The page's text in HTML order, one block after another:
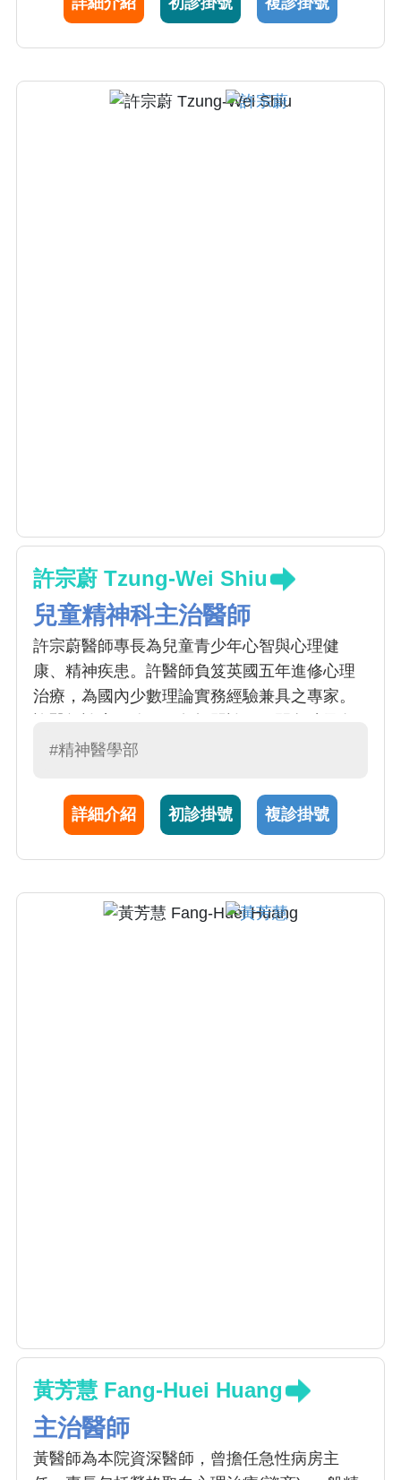
療等研究。洪醫師同時是國內少數擁有醫學博
擁有十多年豐富民事與刑事困難案件之司法精
神鑑定經驗。
許宗蔚 Tzung-Wei Shiu
兒童精神科主治醫師
許宗蔚醫師專長為兒童青少年心智與心理健
康、精神疾患。許醫師負笈英國五年進修心理
治療，為國內少數理論實務經驗兼具之專家。
種治療團體，服務年齡層由學齡前及學齡兒
語言、認知或社會化發展問題（例如自閉
症），到青少年期可能會發生的任何心理困
#精神醫學部
詳細介紹 初診掛號 複診掛號
黃芳慧 Fang-Huei Huang
主治醫師
黃醫師為本院資深醫師，曾擔任急性病房主